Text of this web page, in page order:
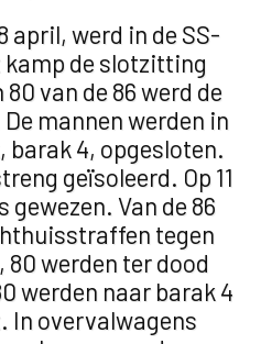
april, werd in de SS-
kamp de slotzitting
van de 86 werd de
mannen werden in
barak 4, opgesloten.
geïsoleerd. Op 11
Van de 86
tegen
werden ter dood
werden naar barak 4
In overvalwagens